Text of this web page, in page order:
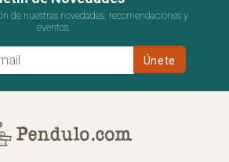
de nuestras novedades, recomendaciones y
eventos.